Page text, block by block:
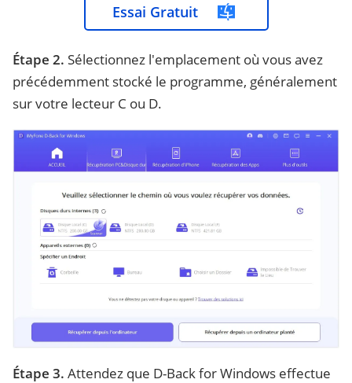
Essai Gratuit
Étape 2. Sélectionnez l'emplacement où vous avez
précédemment stocké le programme, généralement
sur votre lecteur C ou D.
Étape 3. Attendez que D-Back for Windows effectue